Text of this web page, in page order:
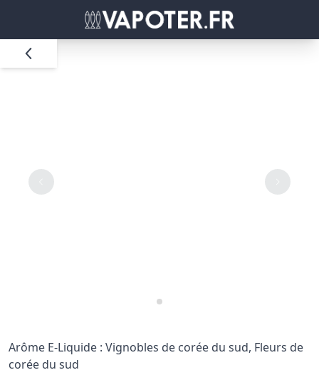
Arôme E-Liquide : Vignobles de corée du sud, Fleurs de
corée du sud